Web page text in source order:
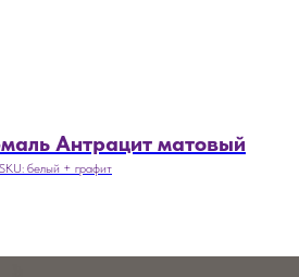
Антрацит матовый
SKU: белый + графит